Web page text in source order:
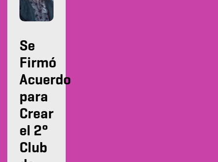
Se
Firmó
Acuerdo
para
Crear
el 2°
Club